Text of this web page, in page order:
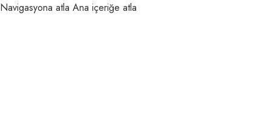
Navigasyona atla Ana içeriğe atla